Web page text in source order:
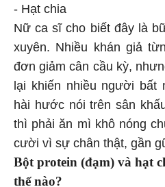
- Hạt chia
Nữ ca sĩ cho biết đây là
xuyên. Nhiều khán giả
đơn giảm cân cầu kỳ,
lại khiến nhiều người bất
hài hước nói trên sân
thì phải ăn mì khô nóng
cười vì sự chân thật, gần
Bột protein (đạm) và hạt
thế nào?